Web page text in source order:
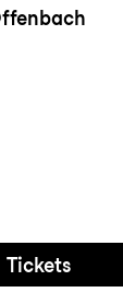
Tickets